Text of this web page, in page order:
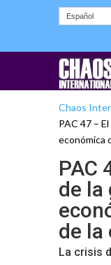
Español
Chaos
PAC 47 –
económica
PAC
de la
de la
La crisis